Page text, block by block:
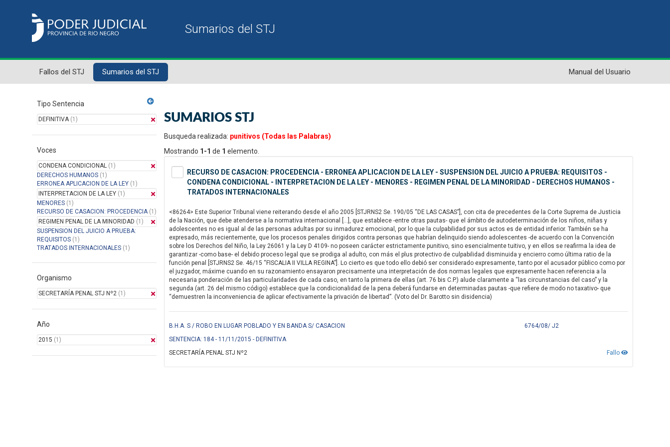
Fallos del STJ Sumarios del STJ Manual del Usuario
Tipo Sentencia
DEFINITIVA(1)
Voces
CONDENA CONDICIONAL (1)
DERECHOS HUMANOS (1)
ERRONEA APLICACION DE LA LEY (1)
INTERPRETACION DE LA LEY (1)
MENORES (1)
RECURSO DE CASACION: PROCEDENCIA(1)
REGIMEN PENAL DE LA MINORIDAD (1)
SUSPENSION DEL JUICIO A PRUEBA:
REQUISITOS (1)
TRATADOS INTERNACIONALES (1)
Organismo
SECRETARÍA PENAL STJ Nº2 (1)
Año
2015 (1)
SUMARIOS STJ
Busqueda realizada: punitivos (Todas las Palabras)
Mostrando 1-1 de 1 elemento.
RECURSO DE CASACION: PROCEDENCIA - ERRONEA APLICACION DE LA LEY - SUSPENSION DEL JUICIO A PRUEBA: REQUISITOS -
CONDENA CONDICIONAL - INTERPRETACION DE LA LEY - MENORES - REGIMEN PENAL DE LA MINORIDAD - DERECHOS HUMANOS -
TRATADOS INTERNACIONALES
<86264> Este Superior Tribunal viene reiterando desde el año 2005 [STJRNS2 Se. 190/05 “DE LAS CASAS”], con cita de precedentes de la Corte Suprema de Justicia
de la Nación, que debe atenderse a la normativa internacional […], que establece -entre otras pautas- que el ámbito de autodeterminación de los niños, niñas y
adolescentes no es igual al de las personas adultas por su inmadurez emocional, por lo que la culpabilidad por sus actos es de entidad inferior. También se ha
expresado, más recientemente, que los procesos penales dirigidos contra personas que habrían delinquido siendo adolescentes -de acuerdo con la Convención
sobre los Derechos del Niño, la Ley 26061 y la Ley D 4109- no poseen carácter estrictamente punitivo, sino esencialmente tuitivo, y en ellos se reafirma la idea de
garantizar -como base- el debido proceso legal que se prodiga al adulto, con más el plus protectivo de culpabilidad disminuida y encierro como última ratio de la
función penal [STJRNS2 Se. 46/15 “FISCALIA II VILLA REGINA”]. Lo cierto es que todo ello debió ser considerado expresamente, tanto por el acusador público como por
el juzgador, máxime cuando en su razonamiento ensayaron precisamente una interpretación de dos normas legales que expresamente hacen referencia a la
necesaria ponderación de las particularidades de cada caso, en tanto la primera de ellas (art. 76 bis C.P.) alude claramente a “las circunstancias del caso” y la
segunda (art. 26 del mismo código) establece que la condicionalidad de la pena deberá fundarse en determinadas pautas -que refiere de modo no taxativo- que
“demuestren la inconveniencia de aplicar efectivamente la privación de libertad”. (Voto del Dr. Barotto sin disidencia)
B.H.A. S / ROBO EN LUGAR POBLADO Y EN BANDA S/ CASACION
6764/08/ J2
SENTENCIA: 184 - 11/11/2015 - DEFINITIVA
Fallo
SECRETARÍA PENAL STJ Nº2